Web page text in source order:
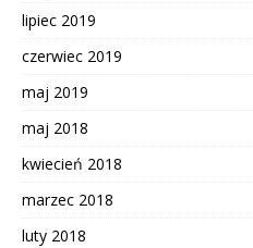
lipiec 2019
czerwiec 2019
maj 2019
maj 2018
kwiecień 2018
marzec 2018
luty 2018